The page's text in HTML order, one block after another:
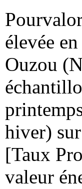
élevée
Ouzou
hiver)
[Taux
valeur